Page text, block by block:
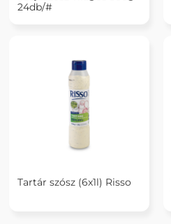
24db/#
Tartár szósz (6x1l) Risso